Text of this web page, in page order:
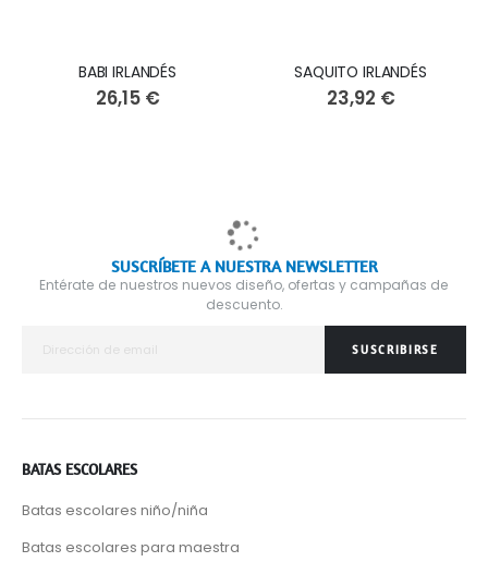
BABI IRLANDÉS
26,15 €
SAQUITO IRLANDÉS
23,92 €
SUSCRÍBETE A NUESTRA NEWSLETTER
Entérate de nuestros nuevos diseño, ofertas y campañas de
descuento.
SUSCRIBIRSE
BATAS ESCOLARES
Batas escolares niño/niña
Batas escolares para maestra